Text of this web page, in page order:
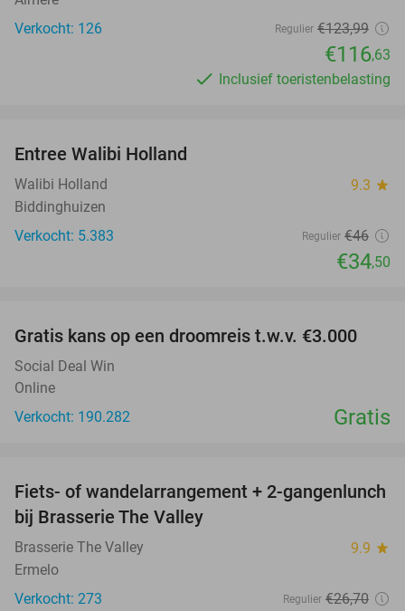
Verkocht: 126
Regulier €123,99
€116,63
Inclusief toeristenbelasting
Entree Walibi Holland
Walibi Holland 9.3 star
Biddinghuizen
Verkocht: 5.383
Regulier €46
€34,50
Gratis kans op een droomreis t.w.v. €3.000
Social Deal Win
Online
Verkocht: 190.282
Gratis
37%
Fiets- of wandelarrangement + 2-gangenlunch
bij Brasserie The Valley
Brasserie The Valley 9.9 star
Ermelo
Verkocht: 273
Regulier €26,70